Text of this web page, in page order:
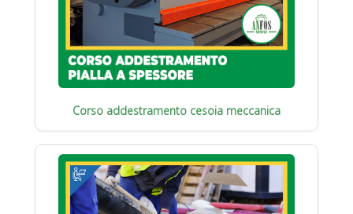
Corso addestramento cesoia meccanica